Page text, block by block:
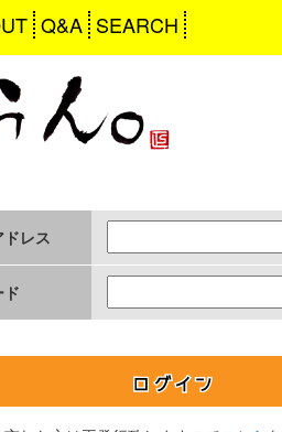
Q&A SEARCH
レス